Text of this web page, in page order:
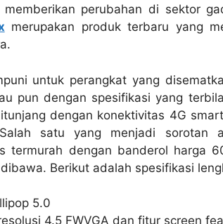
perubahan di sektor
merupakan produk terbaru yang
untuk perangkat yang
pun dengan spesifikasi yang
dengan konektivitas 4G
satu yang menjadi sorotan
termurah dengan banderol harga
Berikut adalah spesifikasi
5.0
4.5 FWVGA dan fitur screen